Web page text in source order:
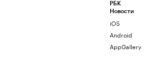
РБК
Новости
iOS
Android
AppGallery